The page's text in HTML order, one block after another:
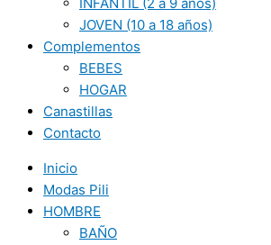
INFANTIL (2 a 9 años)
JOVEN (10 a 18 años)
Complementos
BEBES
HOGAR
Canastillas
Contacto
Inicio
Modas Pili
HOMBRE
BAÑO